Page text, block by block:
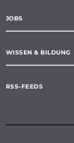
JOBS
WISSEN & BILDUNG
RSS-FEEDS